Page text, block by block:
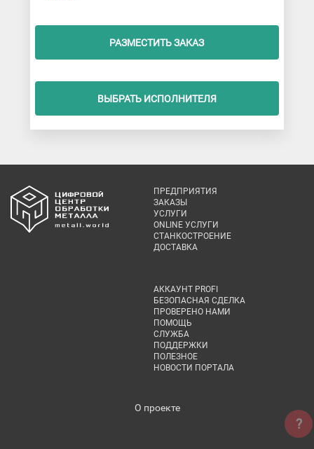
РАЗМЕСТИТЬ ЗАКАЗ
ВЫБРАТЬ ИСПОЛНИТЕЛЯ
ПРЕДПРИЯТИЯ
ЗАКАЗЫ
УСЛУГИ
ONLINE УСЛУГИ
СТАНКОСТРОЕНИЕ
ДОСТАВКА
АККАУНТ PROFI
БЕЗОПАСНАЯ СДЕЛКА
ПРОВЕРЕНО НАМИ
ПОМОЩЬ
СЛУЖБА
ПОДДЕРЖКИ
ПОЛЕЗНОЕ
НОВОСТИ ПОРТАЛА
О проекте
?